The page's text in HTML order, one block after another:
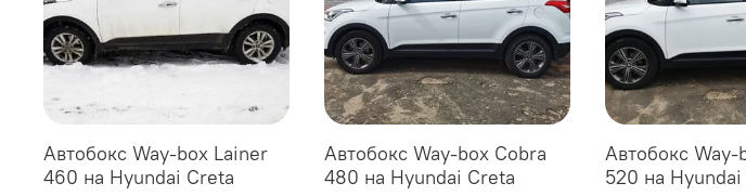
Автобокс Way-box Lainer
460 на Hyundai Creta
Автобокс Way-box Cobra
480 на Hyundai Creta
Автобокс
520 на